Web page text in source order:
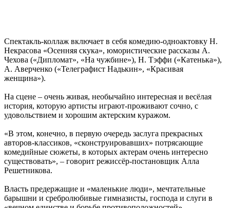
Спектакль-коллаж включает в себя комедию-одноактовку Н.
Некрасова «Осенняя скука», юмористические рассказы А.
Чехова («Дипломат», «На чужбине»), Н. Тэффи («Катенька»),
А. Аверченко («Телеграфист Надькин», «Красивая
женщина»).
На сцене – очень живая, необычайно интересная и весёлая
история, которую артисты играют-проживают сочно, с
удовольствием и хорошим актерским куражом.
«В этом, конечно, в первую очередь заслуга прекрасных
авторов-классиков, «сконструировавших» потрясающие
комедийные сюжеты, в которых актерам очень интересно
существовать», – говорит режиссёр-постановщик Алла
Решетникова.
Власть предержащие и «маленькие люди», мечтательные
барышни и сребролюбивые гимназисты, господа и слуги в